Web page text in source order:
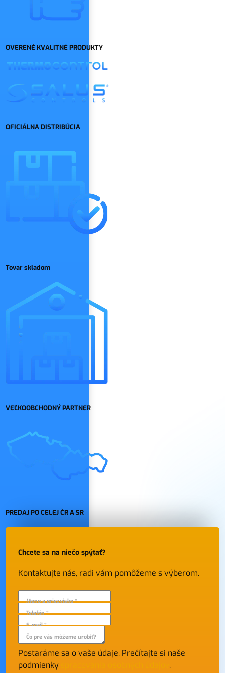
OVERENÉ KVALITNÉ PRODUKTY
OFICIÁLNA DISTRIBÚCIA
Tovar skladom
VEĽKOOBCHODNÝ PARTNER
PREDAJ PO CELEJ ČR A SR
Chcete sa na niečo spýtať?
Kontaktujte nás, radi vám pomôžeme s výberom.
Meno a priezvisko *
Telefón *
E-mail *
Čo pre vás môžeme urobiť?
Postaráme sa o vaše údaje. Prečítajte si naše
podmienky
.